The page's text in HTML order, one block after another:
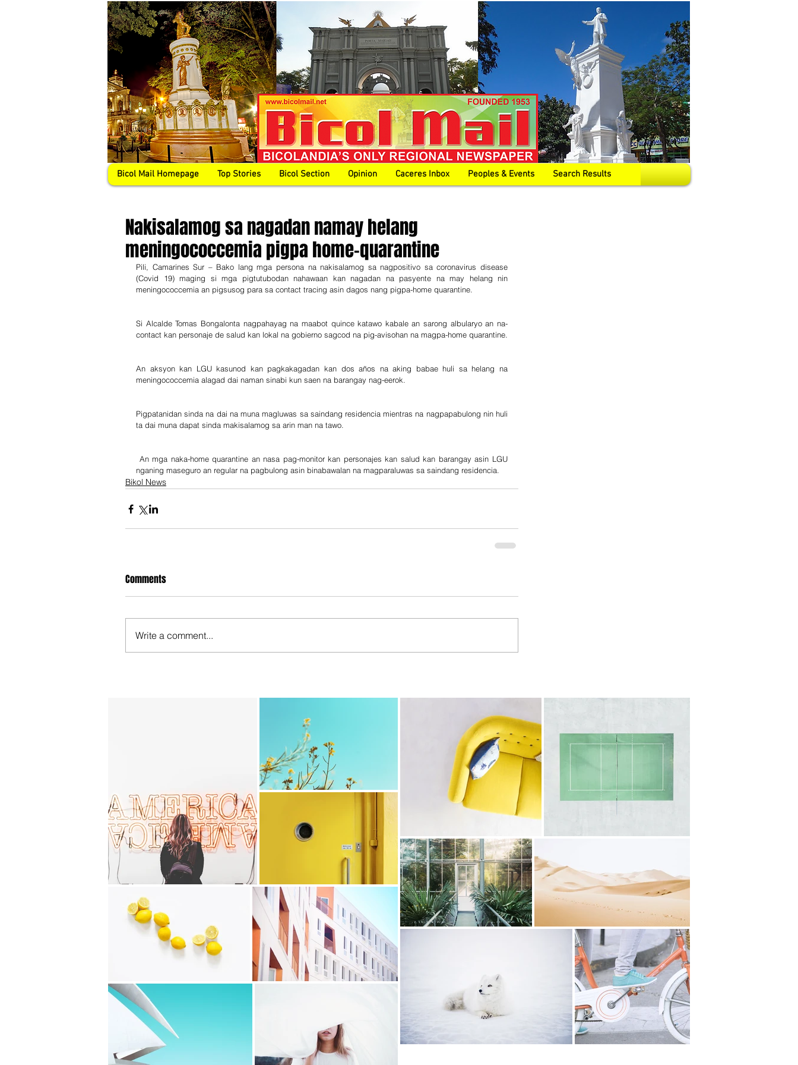
Bicol Mail Homepage Top Stories Bicol Section Opinion Caceres Inbox Peoples & Events Search Results
Nakisalamog sa nagadan namay helang
meningococcemia pigpa home-quarantine
Pili, Camarines Sur – Bako lang mga persona na nakisalamog sa nagpositivo sa coronavirus disease
(Covid 19) maging si mga pigtutubodan nahawaan kan nagadan na pasyente na may helang nin
meningococcemia an pigsusog para sa contact tracing asin dagos nang pigpa-home quarantine.
Si Alcalde Tomas Bongalonta nagpahayag na maabot quince katawo kabale an sarong albularyo an na-
contact kan personaje de salud kan lokal na gobierno sagcod na pig-avisohan na magpa-home quarantine.
An aksyon kan LGU kasunod kan pagkakagadan kan dos años na aking babae huli sa helang na
meningococcemia alagad dai naman sinabi kun saen na barangay nag-eerok.
Pigpatanidan sinda na dai na muna magluwas sa saindang residencia mientras na nagpapabulong nin huli
ta dai muna dapat sinda makisalamog sa arin man na tawo.
nganing maseguro an regular na pagbulong asin binabawalan na magparaluwas sa saindang residencia.
Bikol News
Comments
Write a comment...